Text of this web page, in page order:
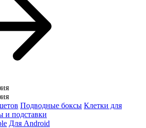
Подводные боксы Клетки для
и подставки
Для Android